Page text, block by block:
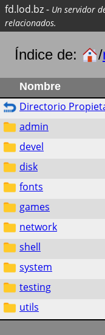
fd.lod.bz- Un servidor
relacionados.
Índice de: /
Nombre
Directorio
admin
devel
disk
fonts
games
network
shell
system
testing
utils